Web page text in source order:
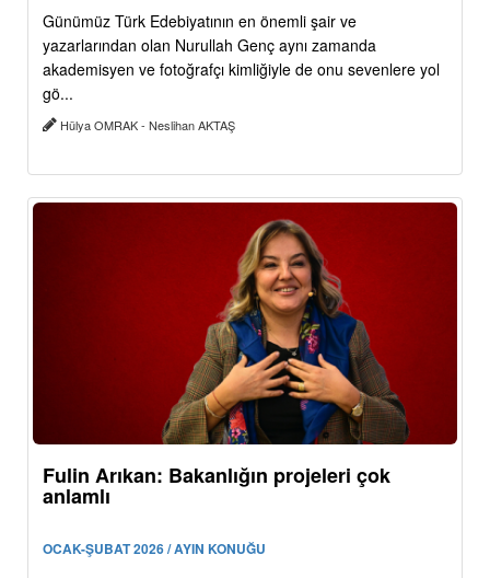
Günümüz Türk Edebiyatının en önemli şair ve
yazarlarından olan Nurullah Genç aynı zamanda
akademisyen ve fotoğrafçı kimliğiyle de onu sevenlere yol
gö...
Hülya OMRAK - Neslihan AKTAŞ
Fulin Arıkan: Bakanlığın projeleri çok
anlamlı
OCAK-ŞUBAT 2026 / AYIN KONUĞU